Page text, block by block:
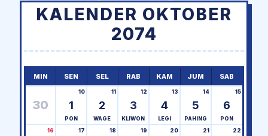
KALENDER OKTOBER
2074
MIN SEN SEL RAB KAM JUM SAB
30 1
10
PON
2
11
WAGE
3
12
KLIWON
4
13
LEGI
5
14
PAHING
6
15
PON
16 17 18 19 20 21 22